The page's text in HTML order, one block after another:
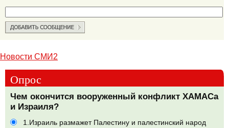
Новости СМИ2
Опрос
Чем окончится вооруженный конфликт ХАМАСа
и Израиля?
1.Израиль размажет Палестину и палестинский народ